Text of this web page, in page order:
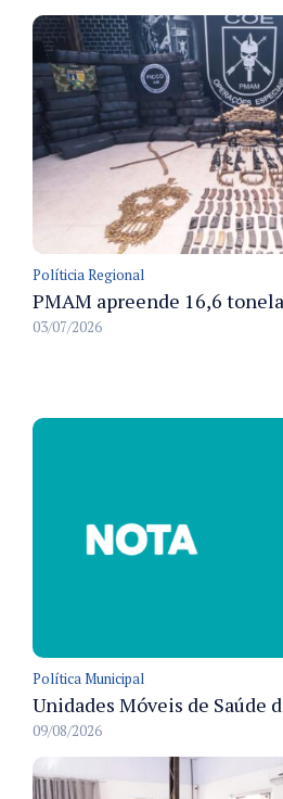
Políticia Regional
03/07/2026
Política Municipal
09/08/2026